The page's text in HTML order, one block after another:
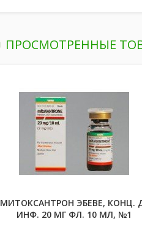
ПРОСМОТРЕННЫЕ
МИТОКСАНТРОН ЭБЕВЕ, КОНЦ.
ИНФ. 20 МГ ФЛ. 10 МЛ, №1